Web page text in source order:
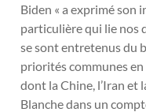
Biden « a exprimé son
particulière qui lie nos
se sont entretenus du
priorités communes
dont la Chine, l’Iran et
Blanche dans un